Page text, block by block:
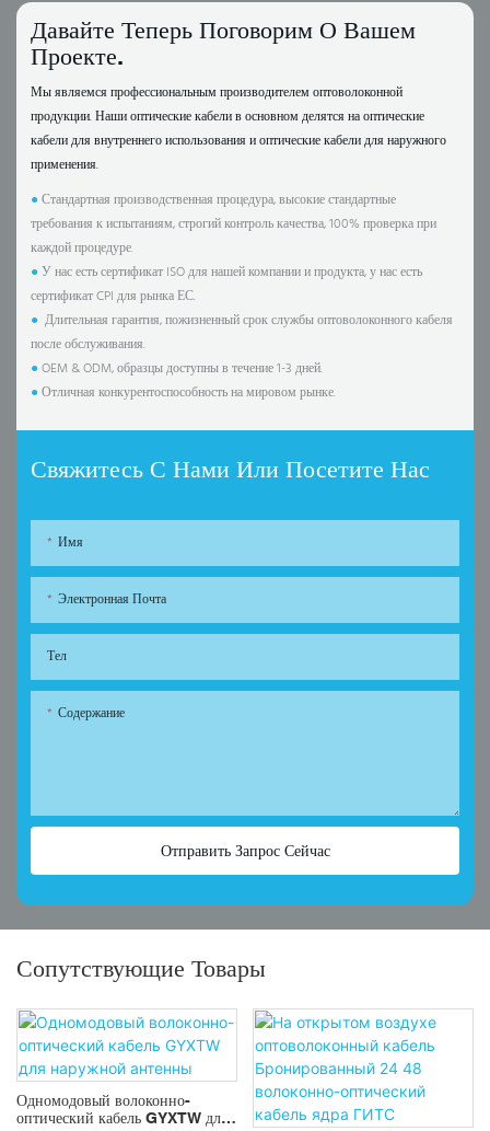
Давайте Теперь Поговорим О Вашем
Проекте.
Мы являемся профессиональным производителем оптоволоконной
продукции. Наши оптические кабели в основном делятся на оптические
кабели для внутреннего использования и оптические кабели для наружного
применения.
●Стандартная производственная процедура, высокие стандартные
требования к испытаниям, строгий контроль качества, 100% проверка при
каждой процедуре.
●У нас есть сертификат ISO для нашей компании и продукта, у нас есть
сертификат CPI для рынка ЕС.
● Длительная гарантия, пожизненный срок службы оптоволоконного кабеля
после обслуживания.
●OEM & ODM, образцы доступны в течение 1-3 дней.
●Отличная конкурентоспособность на мировом рынке.
Свяжитесь С Нами Или Посетите Нас
Имя
Электронная Почта
Тел
Содержание
Отправить Запрос Сейчас
Сопутствующие Товары
Одномодовый волоконно-
оптический кабель GYXTW для